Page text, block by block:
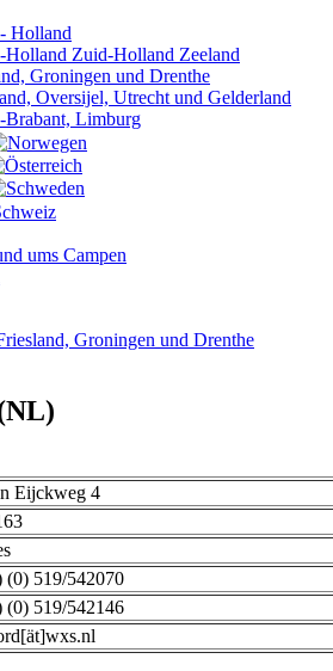
Holland
Holland Zuid-Holland Zeeland
Groningen und Drenthe
Oversijel, Utrecht und Gelderland
Brabant, Limburg
ums Campen
Groningen und Drenthe
Eijckweg 4
(0) 519/542070
(0) 519/542146